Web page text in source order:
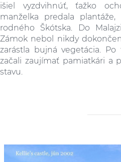
išiel vyzdvihnúť, ťažko
manželka predala
rodného Škótska. Do
Zámok nebol nikdy
zarástla bujná vegetácia.
začali zaujímať pamiatkári a
stavu.